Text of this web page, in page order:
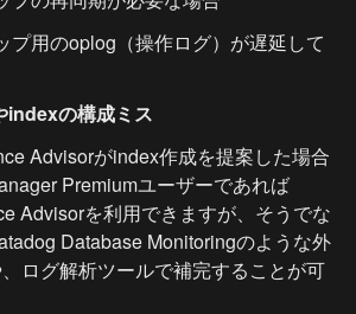
プ用のoplog（操作ログ）が遅延して
indexの構成ミス
Advisorがindex作成を提案した場合
Premiumユーザーであれば
Advisorを利用できますが、そうでな
Database Monitoringのような外
ログ解析ツールで補完することが可